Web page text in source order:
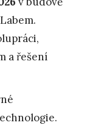
a řešení